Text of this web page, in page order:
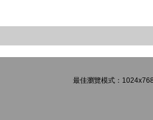
最佳瀏覽模式：